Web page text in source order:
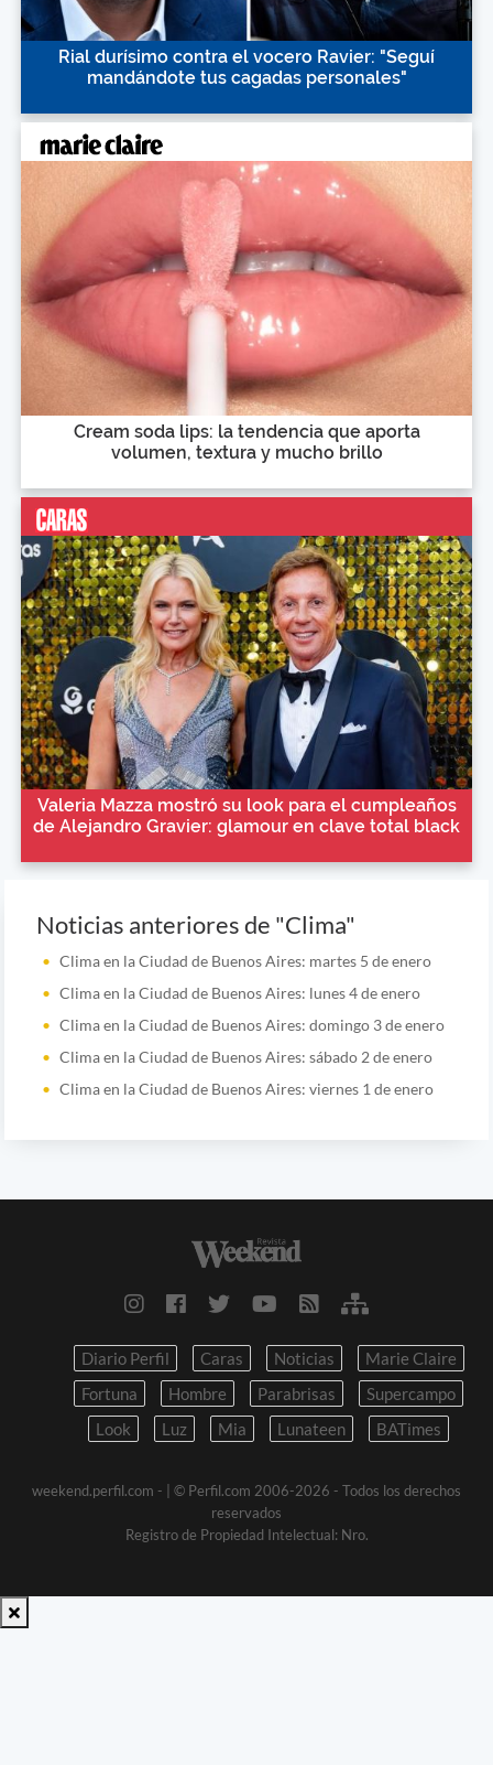
Rial durísimo contra el vocero Ravier: "Seguí
mandándote tus cagadas personales"
Cream soda lips: la tendencia que aporta
volumen, textura y mucho brillo
Valeria Mazza mostró su look para el cumpleaños
de Alejandro Gravier: glamour en clave total black
Noticias anteriores de "Clima"
Clima en la Ciudad de Buenos Aires: martes 5 de enero
Clima en la Ciudad de Buenos Aires: lunes 4 de enero
Clima en la Ciudad de Buenos Aires: domingo 3 de enero
Clima en la Ciudad de Buenos Aires: sábado 2 de enero
Clima en la Ciudad de Buenos Aires: viernes 1 de enero
Diario Perfil Caras Noticias
Marie Claire
Fortuna
Hombre Parabrisas
Supercampo
Look
Luz Mia Lunateen BATimes
weekend.perfil.com -
| © Perfil.com 2006-2026 - Todos los derechos
reservados
Registro de Propiedad Intelectual: Nro.